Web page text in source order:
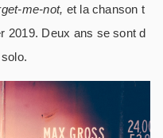
me-not, et la chanson t
2019. Deux ans se sont d